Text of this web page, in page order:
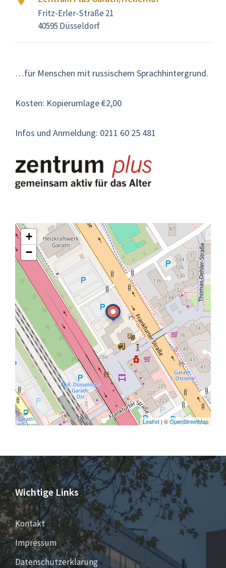
Fritz-Erler-Straße 21
40595 Düsseldorf
…für Menschen mit russischem Sprachhintergrund.
Kosten: Kopierumlage €2,00
Infos und Anmeldung: 0211 60 25 481
+
−
Leaflet | ©OpenStreetMap
Wichtige Links
Kontakt
Impressum
Datenschutzerklärung